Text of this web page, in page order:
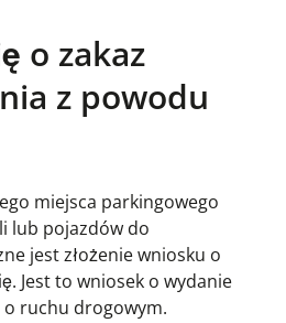
o zakaz
z powodu
miejsca parkingowego
lub pojazdów do
jest złożenie wniosku o
Jest to wniosek o wydanie
ruchu drogowym.